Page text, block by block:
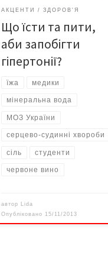
який цього тижня відвідав
А от каву та чай він дозволяє
практично без обмежень. – Коли
[…]
АКЦЕНТИ ЗДОРОВ'Я
Що їсти та пити,
аби запобігти
гіпертонії?
їжа медики
мінеральна вода
МОЗ України
серцево-судинні хвороби
сіль студенти
червоне вино
автор Lida
Опубліковано 15/11/2013